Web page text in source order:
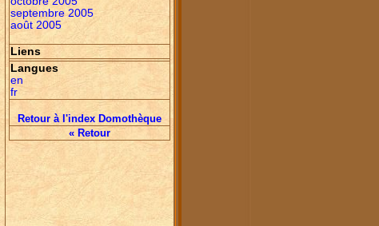
septembre 2005
août 2005
Liens
Langues
en
fr
Retour à l'index Domothèque
« Retour